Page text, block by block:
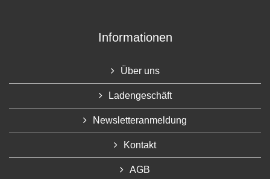
Informationen
Über uns
Ladengeschäft
Newsletteranmeldung
Kontakt
AGB